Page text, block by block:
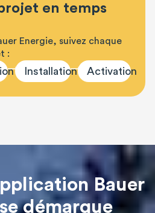
en temps
Energie, suivez chaque
:
Installation Activation
Bauer
démarque